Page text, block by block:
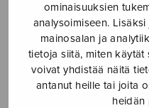
ominaisuuksien
analysoimiseen.
mainosalan ja
tietoja siitä, miten käytät
voivat yhdistää näitä
antanut heille tai joita
heidän
8.9.2025